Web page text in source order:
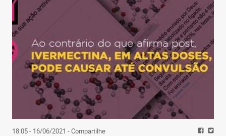
18:05 - 16/06/2021 - Compartilhe